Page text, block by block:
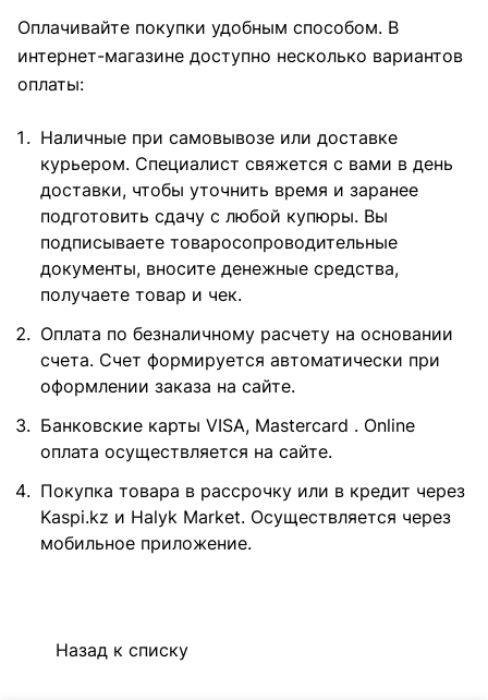
Оплачивайте покупки удобным способом. В
интернет-магазине доступно несколько вариантов
оплаты:
Наличные при самовывозе или доставке
курьером. Специалист свяжется с вами в день
доставки, чтобы уточнить время и заранее
подготовить сдачу с любой купюры. Вы
подписываете товаросопроводительные
документы, вносите денежные средства,
получаете товар и чек.
Оплата по безналичному расчету на основании
счета. Счет формируется автоматически при
оформлении заказа на сайте.
Банковские карты VISA, Mastercard . Online
оплата осуществляется на сайте.
Покупка товара в рассрочку или в кредит через
Kaspi.kz и Halyk Market. Осуществляется через
мобильное приложение.
Назад к списку